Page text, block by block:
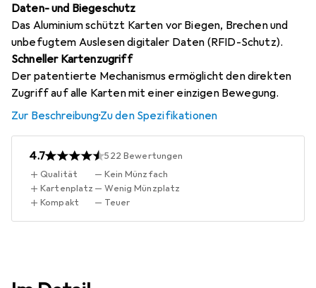
Daten- und Biegeschutz
Das Aluminium schützt Karten vor Biegen, Brechen und
unbefugtem Auslesen digitaler Daten (RFID-Schutz).
Schneller Kartenzugriff
Der patentierte Mechanismus ermöglicht den direkten
Zugriff auf alle Karten mit einer einzigen Bewegung.
Zur Beschreibung·Zu den Spezifikationen
4.7 522 Bewertungen
Qualität
Kartenplatz
Kompakt
Kein Münzfach
Wenig Münzplatz
Teuer